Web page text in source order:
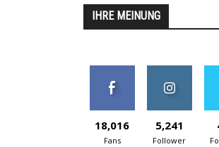
IHRE MEINUNG
18,016
Fans
5,241
Follower